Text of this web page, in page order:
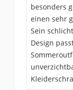
besonders
einen sehr
Sein
Design